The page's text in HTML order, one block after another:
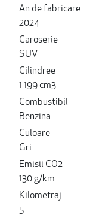
An de fabricare
2024
Caroserie
SUV
Cilindree
1 199 cm3
Combustibil
Benzina
Culoare
Gri
Emisii CO2
130 g/km
Kilometraj
5